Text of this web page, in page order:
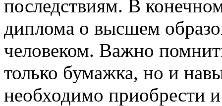
последствиям. В
диплома о высшем
человеком. Важно
только бумажка, но и
необходимо приобрести